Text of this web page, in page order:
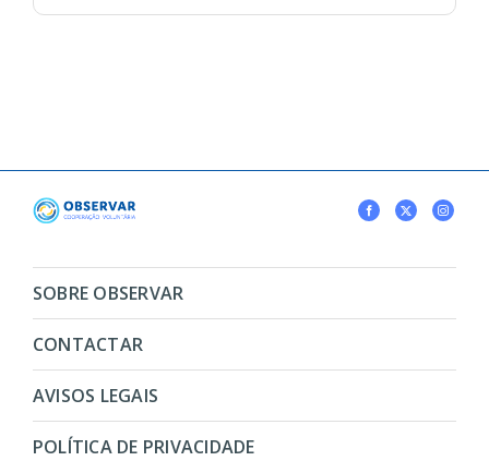
SOBRE OBSERVAR
CONTACTAR
AVISOS LEGAIS
POLÍTICA DE PRIVACIDADE